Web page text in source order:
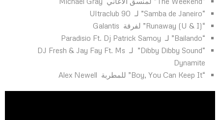
“Samba de Janeiro” لـ Ultraclub 90
“Runaway (U & I)” لفرقة Galantis
“Bailando” لـ Paradisio Ft. Dj Patrick Samoy
“Dibby Dibby Sound” لـ DJ Fresh & Jay Fay Ft. Ms
Dynamite
“Boy, You Can Keep It” للمطربة Alex Newell